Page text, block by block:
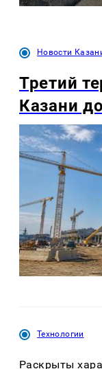
Новости
Третий
Казани
Технологии
Раскрыты